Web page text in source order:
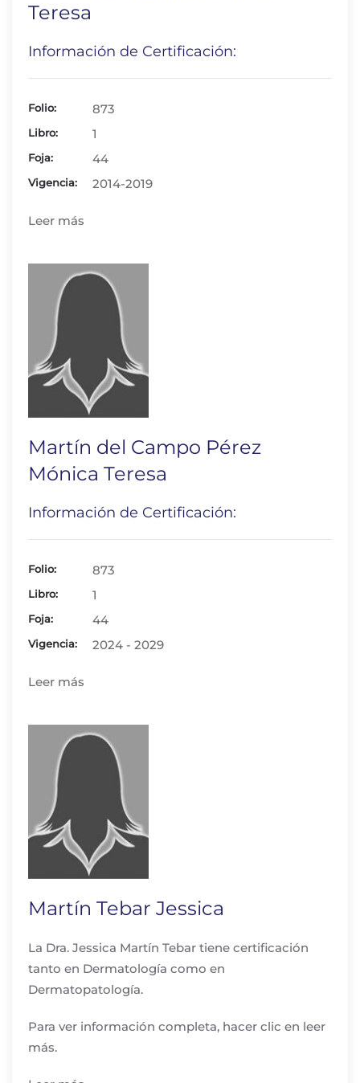
Teresa
Información de Certificación:
Folio: 873
Libro: 1
Foja: 44
Vigencia: 2014-2019
Leer más
Martín del Campo Pérez
Mónica Teresa
Información de Certificación:
Folio: 873
Libro: 1
Foja: 44
Vigencia: 2024 - 2029
Leer más
Martín Tebar Jessica
La Dra. Jessica Martín Tebar tiene certificación
tanto en Dermatología como en
Dermatopatología.
Para ver información completa, hacer clic en leer
más.